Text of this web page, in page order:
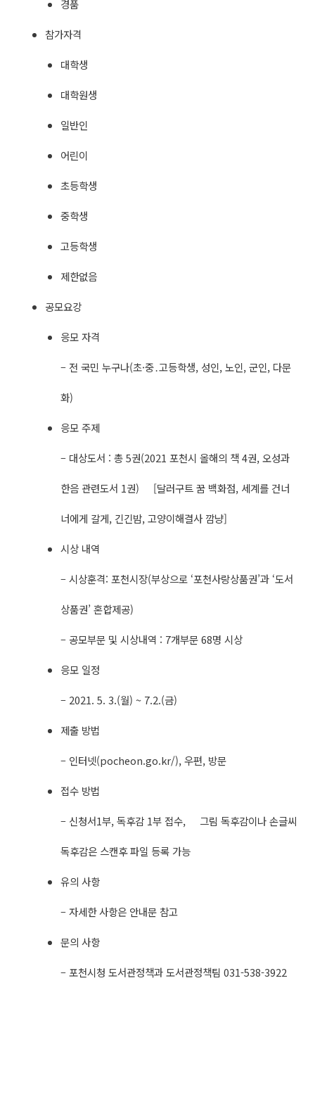
경품
참가자격
대학생
대학원생
일반인
어린이
초등학생
중학생
고등학생
제한없음
공모요강
응모 자격
– 전 국민 누구나(초·중․고등학생, 성인, 노인, 군인, 다문
화)
응모 주제
– 대상도서 : 총 5권(2021 포천시 올해의 책 4권, 오성과
한음 관련도서 1권) [달러구트 꿈 백화점, 세계를 건너
너에게 갈게, 긴긴밤, 고양이해결사 깜냥]
시상 내역
– 시상훈격: 포천시장(부상으로 ‘포천사랑상품권’과 ‘도서
상품권’ 혼합제공)
– 공모부문 및 시상내역 : 7개부문 68명 시상
응모 일정
– 2021. 5. 3.(월) ~ 7.2.(금)
제출 방법
– 인터넷(pocheon.go.kr/), 우편, 방문
접수 방법
– 신청서1부, 독후감 1부 접수, 그림 독후감이나 손글씨
독후감은 스캔후 파일 등록 가능
유의 사항
– 자세한 사항은 안내문 참고
문의 사항
– 포천시청 도서관정책과 도서관정책팀 031-538-3922